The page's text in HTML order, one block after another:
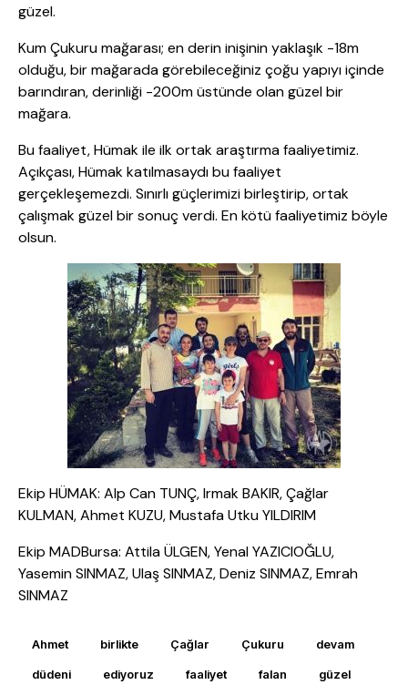
güzel.
Kum Çukuru mağarası; en derin inişinin yaklaşık -18m
olduğu, bir mağarada görebileceğiniz çoğu yapıyı içinde
barındıran, derinliği -200m üstünde olan güzel bir
mağara.
Bu faaliyet, Hümak ile ilk ortak araştırma faaliyetimiz.
Açıkçası, Hümak katılmasaydı bu faaliyet
gerçekleşemezdi. Sınırlı güçlerimizi birleştirip, ortak
çalışmak güzel bir sonuç verdi. En kötü faaliyetimiz böyle
olsun.
Ekip HÜMAK: Alp Can TUNÇ, Irmak BAKIR, Çağlar
KULMAN, Ahmet KUZU, Mustafa Utku YILDIRIM
Ekip MADBursa: Attila ÜLGEN, Yenal YAZICIOĞLU,
Yasemin SINMAZ, Ulaş SINMAZ, Deniz SINMAZ, Emrah
SINMAZ
Ahmet birlikte Çağlar Çukuru devam
düdeni ediyoruz faaliyet falan güzel